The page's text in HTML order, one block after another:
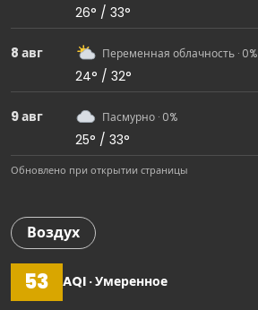
26° / 33°
8 авг Переменная облачность · 0%
24° / 32°
9 авг Пасмурно · 0%
25° / 33°
Обновлено при открытии страницы
Воздух
53 AQI · Умеренное